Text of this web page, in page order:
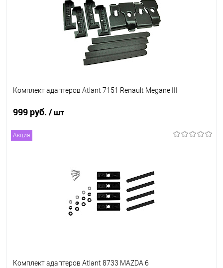
Комплект адаптеров Atlant 7151 Renault Megane III
999 руб. / шт
Акция
Комплект адаптеров Atlant 8733 MAZDA 6